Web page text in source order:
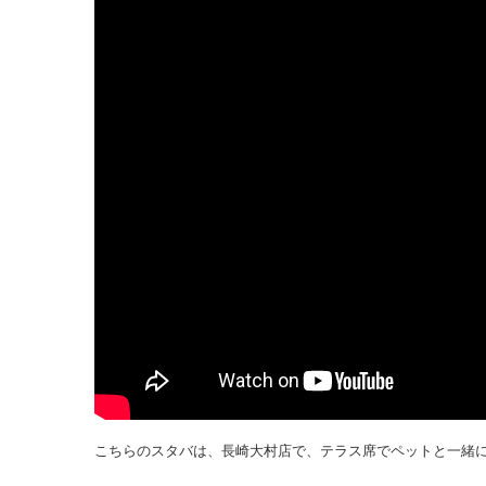
こちらのスタバは、長崎大村店で、テラス席でペットと一緒